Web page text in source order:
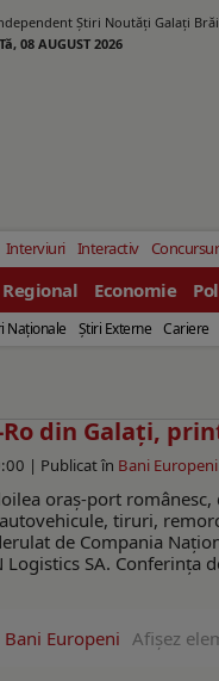
Știri Noutăți Galaţi
08 AUGUST 2026
Interviuri Interactiv
Regional Economie
Naţionale Ştiri Externe Cariere
Ro din Galați,
| Publicat în Bani Europeni
oraș-port
tiruri,
de Compania
SA. Conferința
Bani Europeni Afişez